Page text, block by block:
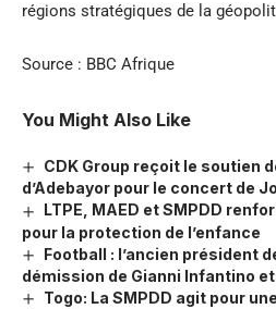
régions stratégiques de la
Source : BBC Afrique
You Might Also Like
CDK Group reçoit le soutien
d’Adebayor pour le concert de
LTPE, MAED et SMPDD
pour la protection de l’enfance
Football : l’ancien président
démission de Gianni Infantino
Togo: La SMPDD agit pour